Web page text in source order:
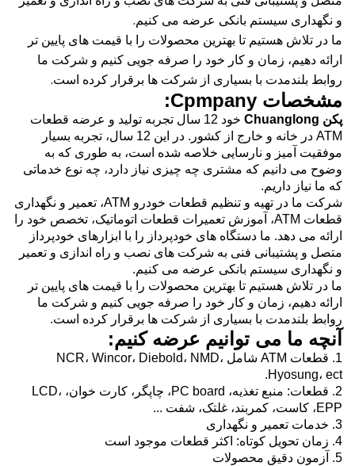
و نگهداری سیستم بانکی عرضه می کنیم.
ما در تلاش هستیم تا بهترین محصولات را با قیمت های پایین تر
ارائه دهیم، زمان و کار خود را صرفه جویی کنیم و شرکت ما
روابط بلندمدت با بسیاری از شرکت ها برقرار کرده است.
مشخصات Cpmpany:
پکن Chuanglong
خود 12 سال تجربه تولید و عرضه قطعات
ATM در خانه و خارج از کشور.
در این 12 سال، تجربه بسیار
موفقیت آمیز و نارسایی خلاصه شده است، به طوری که به
وضوح می دانیم که مشتری چه چیزی نیاز دارد، چه نوع خدماتی
که ما نیاز داریم.
شرکت ما در تهیه و تنظیم قطعات خودرو ATM، تعمیر و نگهداری
قطعات ATM، آموزش تعمیرات قطعات اتوماتیک، تخصص خود را
ارائه می دهد. ما دستگاه های خودپرداز را با ابزارهای خودپرداز
متصل و پشتیبانی فنی به شرکت های نصب و راه اندازی و تعمیر
و نگهداری سیستم بانکی عرضه می کنیم.
ما در تلاش هستیم تا بهترین محصولات را با قیمت های پایین تر
ارائه دهیم، زمان و کار خود را صرفه جویی کنیم و شرکت ما
روابط بلندمدت با بسیاری از شرکت ها برقرار کرده است.
آنچه ما می توانیم عرضه کنیم:
1. قطعات ATM شامل NCR، Wincor، Diebold، NMD،
Hyosung، ect.
2. قطعات: منبع تغذیه، PC board، چاپگر، کارت خوان، LCD،
EPP، کاست، کمربند، غلتک، شفت ...
3. خدمات تعمیر و نگهداری
4. زمان تحویل کوتاه: اکثر قطعات موجود است
5. آزمون دقیق محصولات